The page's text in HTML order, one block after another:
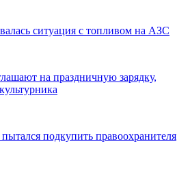
ситуация с топливом на АЗС
на праздничную зарядку,
подкупить правоохранителя